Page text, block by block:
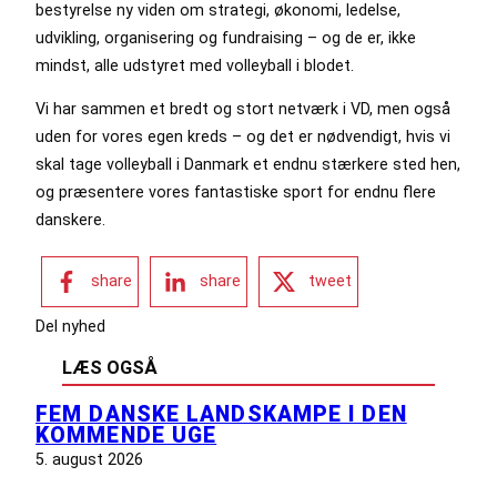
bestyrelse ny viden om strategi, økonomi, ledelse,
udvikling, organisering og fundraising – og de er, ikke
mindst, alle udstyret med volleyball i blodet.
Vi har sammen et bredt og stort netværk i VD, men også
uden for vores egen kreds – og det er nødvendigt, hvis vi
skal tage volleyball i Danmark et endnu stærkere sted hen,
og præsentere vores fantastiske sport for endnu flere
danskere.
share share tweet
Del nyhed
LÆS OGSÅ
FEM DANSKE LANDSKAMPE I DEN
KOMMENDE UGE
5. august 2026